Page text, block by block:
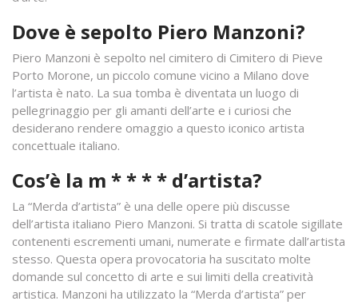
Dove è sepolto Piero Manzoni?
Piero Manzoni è sepolto nel cimitero di Cimitero di Pieve
Porto Morone, un piccolo comune vicino a Milano dove
l’artista è nato. La sua tomba è diventata un luogo di
pellegrinaggio per gli amanti dell’arte e i curiosi che
desiderano rendere omaggio a questo iconico artista
concettuale italiano.
Cos’è la m * * * * d’artista?
La “Merda d’artista” è una delle opere più discusse
dell’artista italiano Piero Manzoni. Si tratta di scatole sigillate
contenenti escrementi umani, numerate e firmate dall’artista
stesso. Questa opera provocatoria ha suscitato molte
domande sul concetto di arte e sui limiti della creatività
artistica. Manzoni ha utilizzato la “Merda d’artista” per